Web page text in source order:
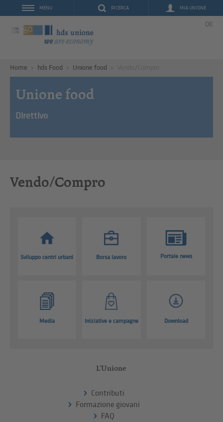
RICERCA MIA UNIONE
MENU
DE
Home hds Food Unione food
Unione food
Direttivo
Vendo/Compro
Sviluppo centri urbani Borsa lavoro Portale news
Media Iniziative e campagne Download
L'Unione
Contributi
Formazione giovani
FAQ